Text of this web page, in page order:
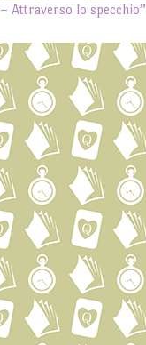
Attraverso lo specchio”